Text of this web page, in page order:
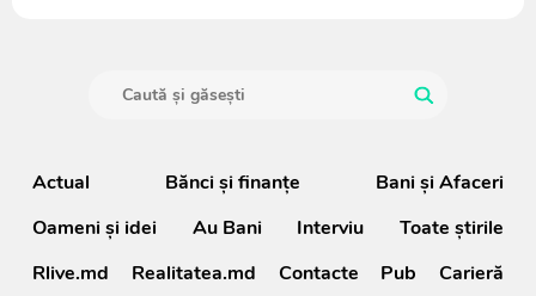
Actual Bănci şi finanţe
Bani și Afaceri
Oameni şi idei
Au Bani Interviu
Toate știrile
Rlive.md
Realitatea.md Contacte Pub Carieră